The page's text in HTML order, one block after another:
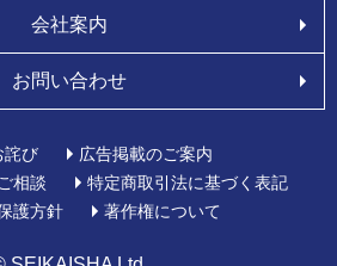
会社案内
お問い合わせ
詫び
広告掲載のご案内
相談
特定商取引法に基づく表記
護方針
著作権について